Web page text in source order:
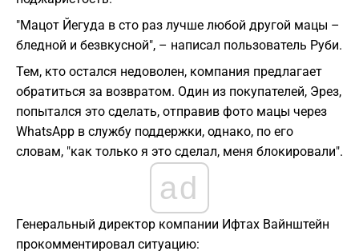
"Мацот Йегуда в сто раз лучше любой другой мацы –
бледной и безвкусной", – написал пользователь Руби.
Тем, кто остался недоволен, компания предлагает
обратиться за возвратом. Один из покупателей, Эрез,
попытался это сделать, отправив фото мацы через
WhatsApp в службу поддержки, однако, по его
словам, "как только я это сделал, меня блокировали".
ad
Генеральный директор компании Ифтах Вайнштейн
прокомментировал ситуацию: